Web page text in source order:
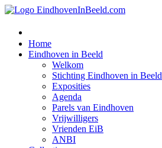
Home
Eindhoven in Beeld
Welkom
Stichting Eindhoven in Beeld
Exposities
Agenda
Parels van Eindhoven
Vrijwilligers
Vrienden EiB
ANBI